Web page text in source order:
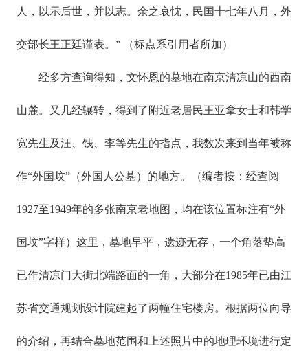
人，以示后世，并以志。余之哀忱，民国十七年八月，外
交部长王正廷谨表。” （标点系引用者所加）
经多方查询得知，文怀恩的墓地在南京清凉山的西南
山麓。又几经辗转，得到了附近老居民王亚拿女士和韩学
宽先生及汪、钱、李等先生的指点，我数次来到当年被称
作“外国坟”（外国人公墓）的地方。（编者按：经查阅
1927至1949年的多张南京老地图，均在该位置标注有“外
国坟”字样）这里，墓地早平，遗迹无存，一个角落垫高
已作清凉门大街北端路面的一角，大部分在1985年已由江
苏省交通规划设计院建起了两幢住宅楼房。根据两位向导
的介绍，再结合墓地范围和上述照片中的地理环境进行定